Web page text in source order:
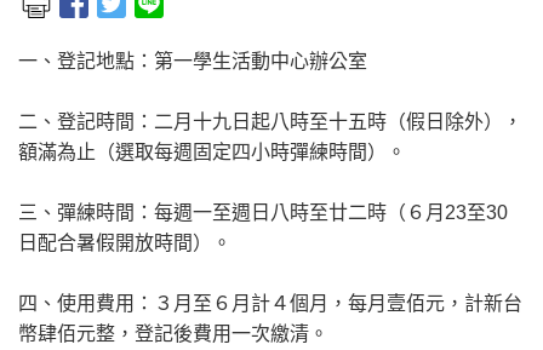
一、登記地點：第一學生活動中心辦公室
二、登記時間：二月十九日起八時至十五時（假日除外），
額滿為止（選取每週固定四小時彈練時間）。
三、彈練時間：每週一至週日八時至廿二時（６月23至30
日配合暑假開放時間）。
四、使用費用：３月至６月計４個月，每月壹佰元，計新台
幣肆佰元整，登記後費用一次繳清。